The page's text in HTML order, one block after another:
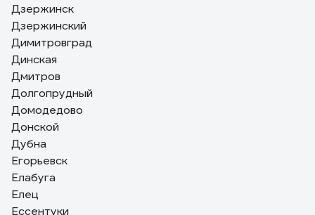
Дзержинск
Дзержинский
Димитровград
Динская
Дмитров
Долгопрудный
Домодедово
Донской
Дубна
Егорьевск
Елабуга
Елец
Ессентуки